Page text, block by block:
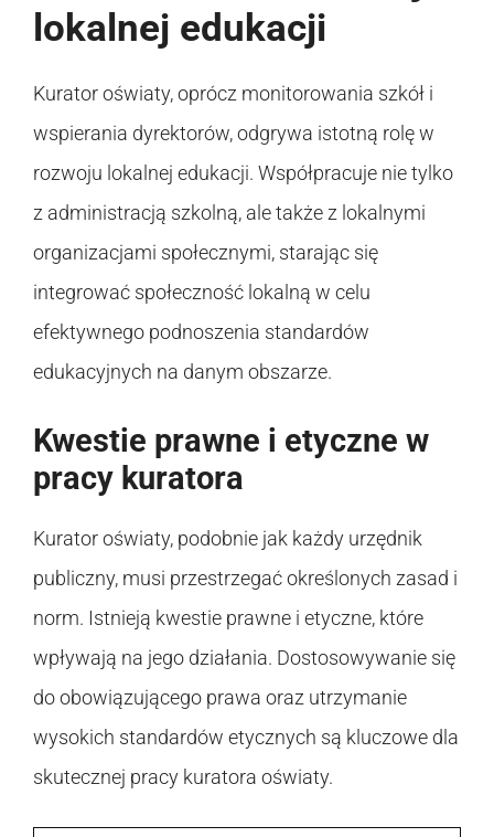
lokalnej edukacji
Kurator oświaty, oprócz monitorowania szkół i
wspierania dyrektorów, odgrywa istotną rolę w
rozwoju lokalnej edukacji. Współpracuje nie tylko
z administracją szkolną, ale także z lokalnymi
organizacjami społecznymi, starając się
integrować społeczność lokalną w celu
efektywnego podnoszenia standardów
edukacyjnych na danym obszarze.
Kwestie prawne i etyczne w
pracy kuratora
Kurator oświaty, podobnie jak każdy urzędnik
publiczny, musi przestrzegać określonych zasad i
norm. Istnieją kwestie prawne i etyczne, które
wpływają na jego działania. Dostosowywanie się
do obowiązującego prawa oraz utrzymanie
wysokich standardów etycznych są kluczowe dla
skutecznej pracy kuratora oświaty.